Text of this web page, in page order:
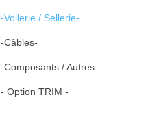
-Voilerie / Sellerie-
-Câbles-
-Composants / Autres-
- Option TRIM -